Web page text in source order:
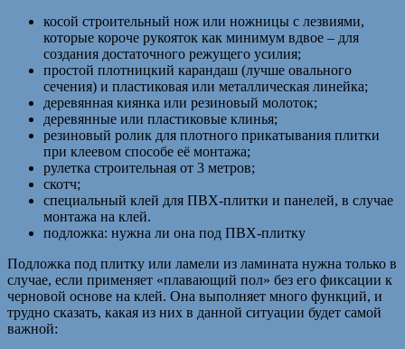
косой строительный нож или ножницы с лезвиями,
которые короче рукояток как минимум вдвое – для
создания достаточного режущего усилия;
простой плотницкий карандаш (лучше овального
сечения) и пластиковая или металлическая линейка;
деревянная киянка или резиновый молоток;
деревянные или пластиковые клинья;
резиновый ролик для плотного прикатывания плитки
при клеевом способе её монтажа;
рулетка строительная от 3 метров;
скотч;
специальный клей для ПВХ-плитки и панелей, в случае
монтажа на клей.
подложка: нужна ли она под ПВХ-плитку
Подложка под плитку или ламели из ламината нужна только в
случае, если применяет «плавающий пол» без его фиксации к
черновой основе на клей. Она выполняет много функций, и
трудно сказать, какая из них в данной ситуации будет самой
важной: